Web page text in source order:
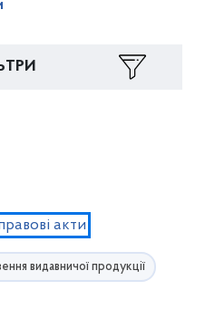
акти
видавничої продукції